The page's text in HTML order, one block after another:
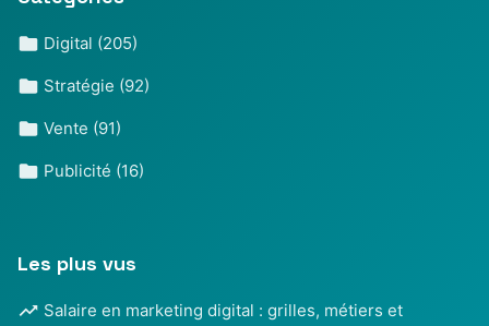
Digital (205)
Stratégie (92)
Vente (91)
Publicité (16)
Les plus vus
Salaire en marketing digital : grilles, métiers et